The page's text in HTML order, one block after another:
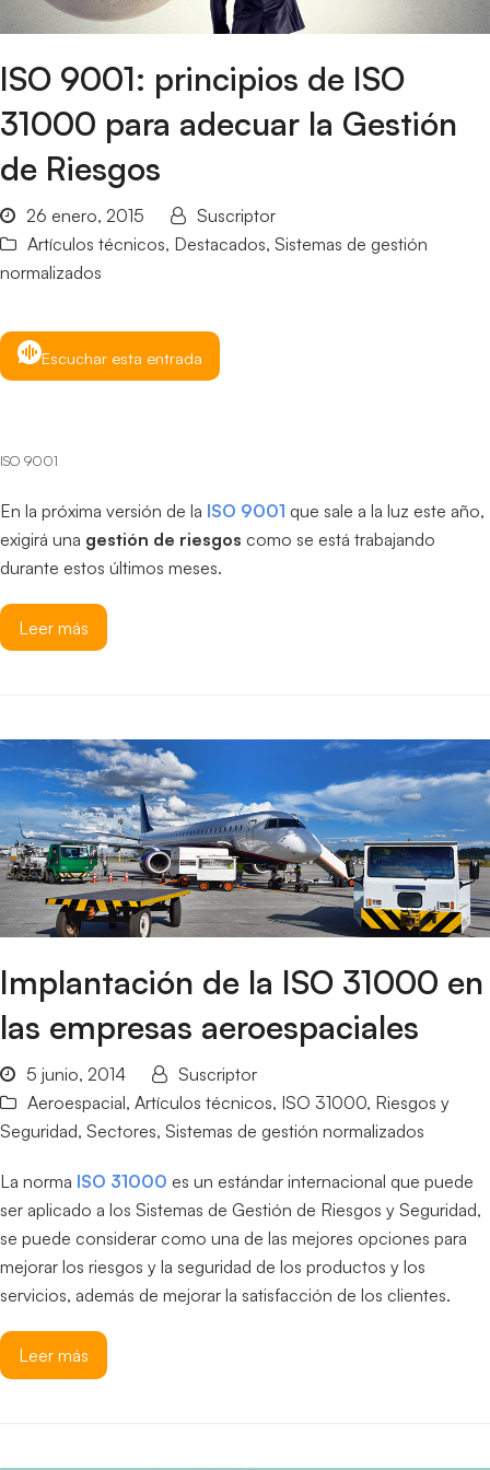
ISO 9001: principios de ISO
31000 para adecuar la Gestión
de Riesgos
26 enero, 2015
Suscriptor
Artículos técnicos, Destacados, Sistemas de gestión
normalizados
Escuchar esta entrada
ISO 9001
En la próxima versión de la ISO 9001 que sale a la luz este año,
exigirá una gestión de riesgos como se está trabajando
durante estos últimos meses.
Leer más
Implantación de la ISO 31000 en
las empresas aeroespaciales
5 junio, 2014
Suscriptor
Aeroespacial, Artículos técnicos, ISO 31000, Riesgos y
Seguridad, Sectores, Sistemas de gestión normalizados
La norma ISO 31000 es un estándar internacional que puede
ser aplicado a los Sistemas de Gestión de Riesgos y Seguridad,
se puede considerar como una de las mejores opciones para
mejorar los riesgos y la seguridad de los productos y los
servicios, además de mejorar la satisfacción de los clientes.
Leer más